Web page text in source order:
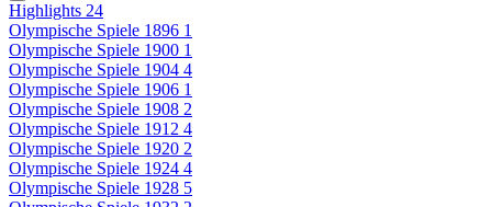
Highlights 24
Olympische Spiele 1896 1
Olympische Spiele 1900 1
Olympische Spiele 1904 4
Olympische Spiele 1906 1
Olympische Spiele 1908 2
Olympische Spiele 1912 4
Olympische Spiele 1920 2
Olympische Spiele 1924 4
Olympische Spiele 1928 5